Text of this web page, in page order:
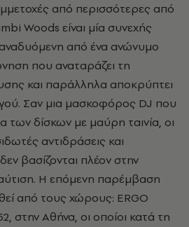
από περισσότερες από
Woods είναι μία συνεχής
από ένα ανώνυμο
που αναταράζει τη
και παράλληλα αποκρύπτει
Σαν μια μασκοφόρος DJ που
των δίσκων με μαύρη ταινία, οι
αντιδράσεις και
βασίζονται πλέον στην
Η επόμενη παρέμβαση
από τους χώρους: ERGO
στην Αθήνα, οι οποίοι κατά τη